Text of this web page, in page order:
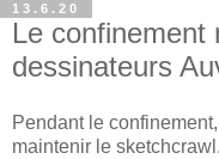
13.6.20
Le confinement
dessinateurs
Pendant le
maintenir le